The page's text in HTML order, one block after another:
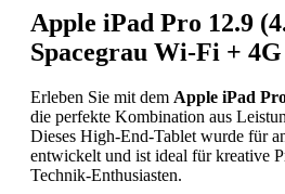
Apple iPad Pro 12.9
Spacegrau Wi-Fi + 4G
Erleben Sie mit dem Apple iPad
die perfekte Kombination aus
Dieses High-End-Tablet wurde für
entwickelt und ist ideal für kreative
Technik-Enthusiasten.